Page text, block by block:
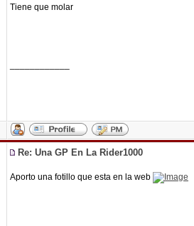
Tiene que molar
Re: Una GP En La Rider1000
Aporto una fotillo que esta en la web